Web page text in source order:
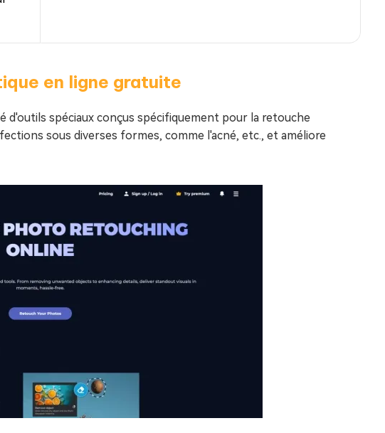
en ligne gratuite
d'outils spéciaux conçus spécifiquement pour la retouche
sous diverses formes, comme l'acné, etc., et améliore